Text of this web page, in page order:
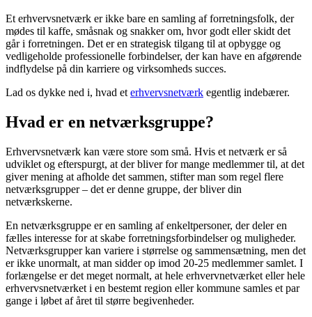
Et erhvervsnetværk er ikke bare en samling af forretningsfolk, der
mødes til kaffe, småsnak og snakker om, hvor godt eller skidt det
går i forretningen. Det er en strategisk tilgang til at opbygge og
vedligeholde professionelle forbindelser, der kan have en afgørende
indflydelse på din karriere og virksomheds succes.
Lad os dykke ned i, hvad et erhvervsnetværk egentlig indebærer.
Hvad er en netværksgruppe?
Erhvervsnetværk kan være store som små. Hvis et netværk er så
udviklet og efterspurgt, at der bliver for mange medlemmer til, at det
giver mening at afholde det sammen, stifter man som regel flere
netværksgrupper – det er denne gruppe, der bliver din
netværkskerne.
En netværksgruppe er en samling af enkeltpersoner, der deler en
fælles interesse for at skabe forretningsforbindelser og muligheder.
Netværksgrupper kan variere i størrelse og sammensætning, men det
er ikke unormalt, at man sidder op imod 20-25 medlemmer samlet. I
forlængelse er det meget normalt, at hele erhvervnetværket eller hele
erhvervsnetværket i en bestemt region eller kommune samles et par
gange i løbet af året til større begivenheder.